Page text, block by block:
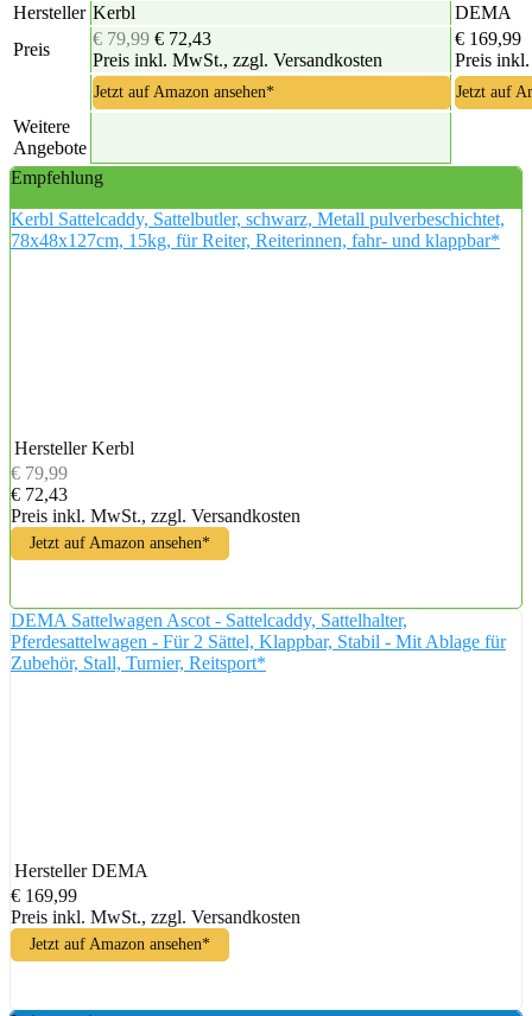
Hersteller Kerbl
DEMA
Preis
€ 79,99 € 72,43
Preis inkl. MwSt., zzgl. Versandkosten
€ 169,99
Preis
Jetzt auf Amazon ansehen* Jetzt auf
Weitere
Angebote
Empfehlung
Kerbl Sattelcaddy, Sattelbutler, schwarz, Metall pulverbeschichtet,
78x48x127cm, 15kg, für Reiter, Reiterinnen, fahr- und klappbar*
Hersteller Kerbl
€ 79,99
€ 72,43
Preis inkl. MwSt., zzgl. Versandkosten
Jetzt auf Amazon ansehen*
DEMA Sattelwagen Ascot - Sattelcaddy, Sattelhalter,
Pferdesattelwagen - Für 2 Sättel, Klappbar, Stabil - Mit Ablage für
Zubehör, Stall, Turnier, Reitsport*
Hersteller DEMA
€ 169,99
Preis inkl. MwSt., zzgl. Versandkosten
Jetzt auf Amazon ansehen*